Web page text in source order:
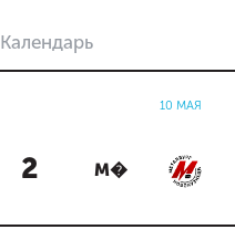
Календарь
10 МАЯ
2 М�